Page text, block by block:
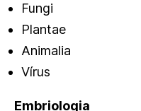
Fungi
Plantae
Animalia
Vírus
Embriologia